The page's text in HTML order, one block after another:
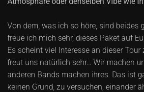
Von dem, was ich so höre, sind beides
freue ich mich sehr, dieses Paket auf
Es scheint viel Interesse an dieser Tour
freut uns natürlich sehr… Wir machen
anderen Bands machen ihres. Das ist
keinen Grund, zu versuchen, einander